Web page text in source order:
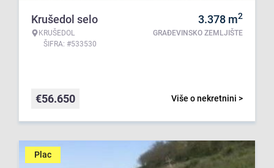
Krušedol selo
KRUŠEDOL
ŠIFRA: #533530
3.378 m2
GRAĐEVINSKO ZEMLJIŠTE
Više o nekretnini >
€56.650
Plac